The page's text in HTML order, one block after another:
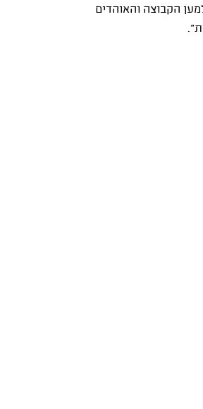
הקבוצה והאוהדים